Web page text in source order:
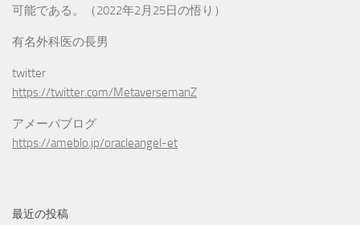
可能である。（2022年2月25日の悟り）
有名外科医の長男
twitter
https://twitter.com/MetaversemanZ
アメーバブログ
https://ameblo.jp/oracleangel-et
最近の投稿